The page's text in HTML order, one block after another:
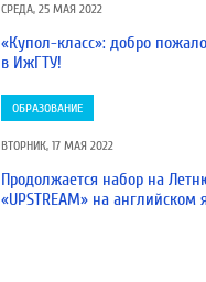
СРЕДА, 25 МАЯ 2022
«Купол-класс»: добро
в ИжГТУ!
ОБРАЗОВАНИЕ
ВТОРНИК, 17 МАЯ 2022
Продолжается набор на
«UPSTREAM» на английском